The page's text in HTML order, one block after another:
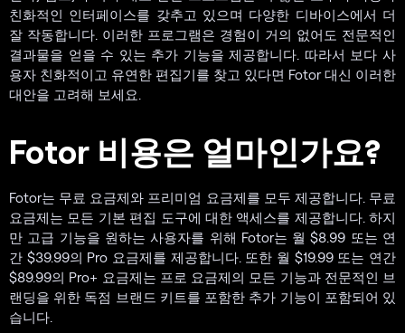
친화적인 인터페이스를 갖추고 있으며 다양한 디바이스에서 더
잘 작동합니다. 이러한 프로그램은 경험이 거의 없어도 전문적인
결과물을 얻을 수 있는 추가 기능을 제공합니다. 따라서 보다 사
용자 친화적이고 유연한 편집기를 찾고 있다면 Fotor 대신 이러한
대안을 고려해 보세요.
Fotor 비용은 얼마인가요?
Fotor는 무료 요금제와 프리미엄 요금제를 모두 제공합니다. 무료
요금제는 모든 기본 편집 도구에 대한 액세스를 제공합니다. 하지
만 고급 기능을 원하는 사용자를 위해 Fotor는 월 $8.99 또는 연
간 $39.99의 Pro 요금제를 제공합니다. 또한 월 $19.99 또는 연간
$89.99의 Pro+ 요금제는 프로 요금제의 모든 기능과 전문적인 브
랜딩을 위한 독점 브랜드 키트를 포함한 추가 기능이 포함되어 있
습니다.